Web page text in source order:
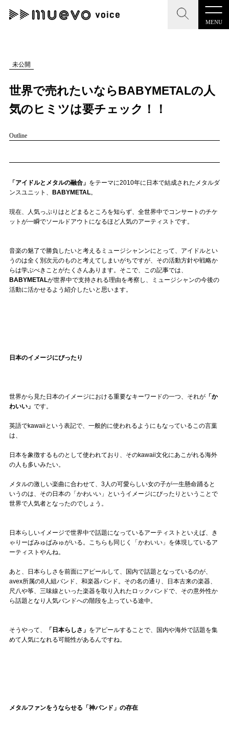
MENU
CLOSE
記事を検索する
人気ワード
#男性SSW #ポップス #女性SSW #ロック
#男性シンガー #HR/HM #女性シンガー
CLOSE
"読者の声を形にする”音楽特化メディア
MENU
プレスリリース一覧
お問い合わせ
ログイン
ぶいクラ！by muevo
ぶいマガ！ by muevo
Follow us
Official SNS
未公開
世界で売れたいならBABYMETALの人
気のヒミツは要チェック！！
Outline
「アイドルとメタルの融合」 をテーマに2010年に日本で結成されたメタルダ
ンスユニット、 BABYMETAL。
現在、人気っぷりはとどまるところを知らず、全世界中でコンサートのチケ
ットが一瞬でソールドアウトになるほど人気のアーティストです。
音楽の魅了で勝負したいと考えるミュージシャンンにとって、アイドルとい
うのは全く別次元のものと考えてしまいがちですが、その活動方針や戦略か
らは学ぶべきことがたくさんあります。そこで、この記事では、
BABYMETALが世界中で支持される理由を考察し、ミュージシャンの今後の
活動に活かせるよう紹介したいと思います。
日本のイメージにぴったり
世界から見た日本のイメージにおける重要なキーワードの一つ、それが 「か
わいい」 です。
英語でkawaiiという表記で、一般的に使われるようにもなっているこの言葉
は、
日本を象徴するものとして使われており、そのkawaii文化にあこがれる海外
の人も多いみたい。
メタルの激しい楽曲に合わせて、3人の可愛らしい女の子が一生懸命踊ると
いうのは、その日本の「かわいい」というイメージにぴったりということで
世界で人気者となったのでしょう。
日本らしいイメージで世界中で話題になっているアーティストといえば、き
ゃりーぱみゅぱみゅがいる。こちらも同じく「かわいい」を体現しているア
ーティストやんね。
あと、日本らしさを前面にアピールして、国内で話題となっているのが、
avex所属の8人組バンド、和楽器バンド。その名の通り、日本古来の楽器、
尺八や筝、三味線といった楽器を取り入れたロックバンドで、その意外性か
ら話題となり人気バンドへの階段を上っている途中。
そうやって、 「日本らしさ」 をアピールすることで、国内や海外で話題を集
めて人気になれる可能性があるんですね。
メタルファンをうならせる「神バンド」の存在